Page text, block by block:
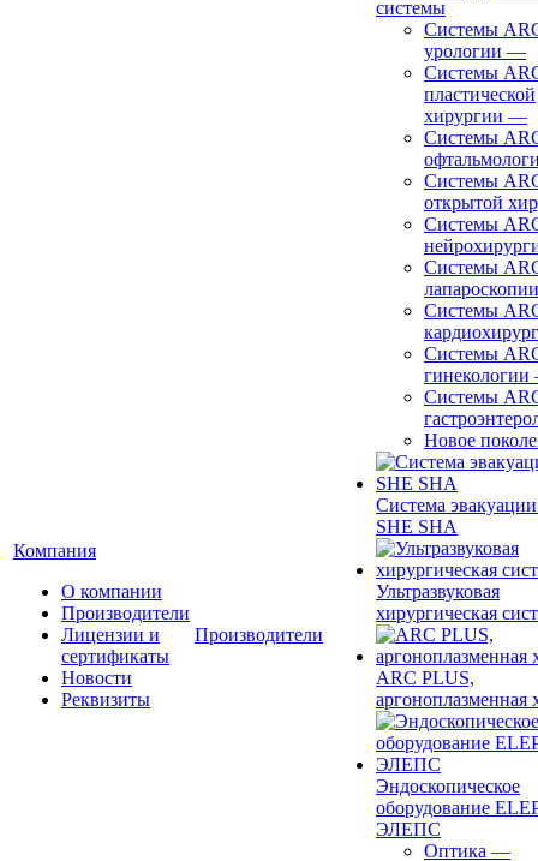
Компания
О компании
Производители
Лицензии и
сертификаты
Новости
Реквизиты
Производители
системы
Системы
урологии —
Системы
пластической
хирургии —
Системы
Системы
открытой
Системы
Системы
лапароскопии
Системы
Системы
гинекологии
Системы
Новое
Система
SHE SHA
Ультразвуковая
хирургическая
ARC PLUS,
аргоноплазменная
Эндоскопическое
оборудование
ЭЛЕПС
Оптика —